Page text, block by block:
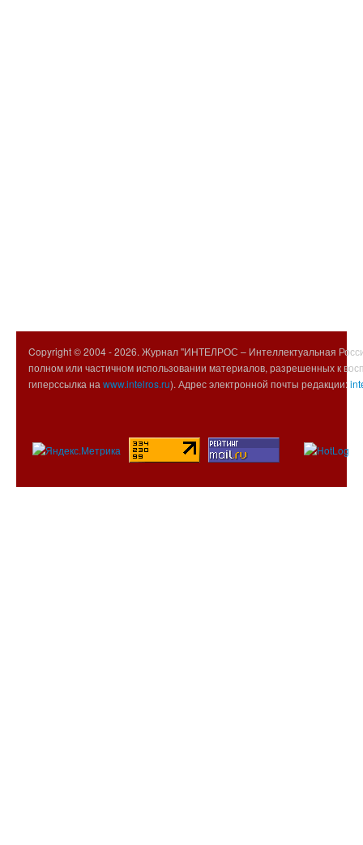
Copyright © 2004 -2026. Журнал "ИНТЕЛРОС – Интеллектуальная
полном или частичном использовании материалов, разрешенных к
гиперссылка на www.intelros.ru). Адрес электронной почты редакции: